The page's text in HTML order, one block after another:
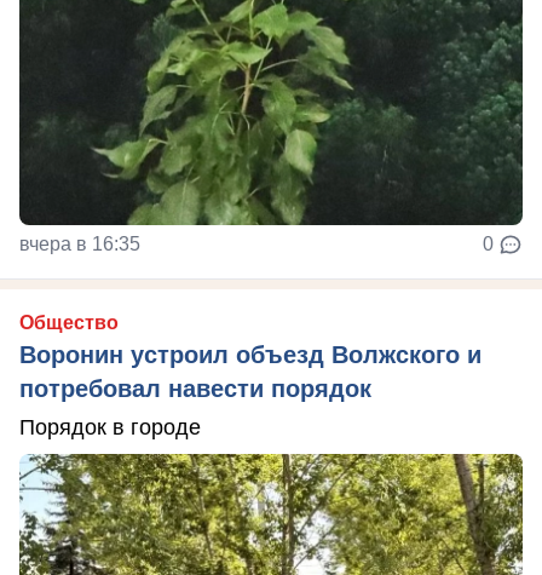
вчера в 16:35 0
Общество
Воронин устроил объезд Волжского и
потребовал навести порядок
Порядок в городе